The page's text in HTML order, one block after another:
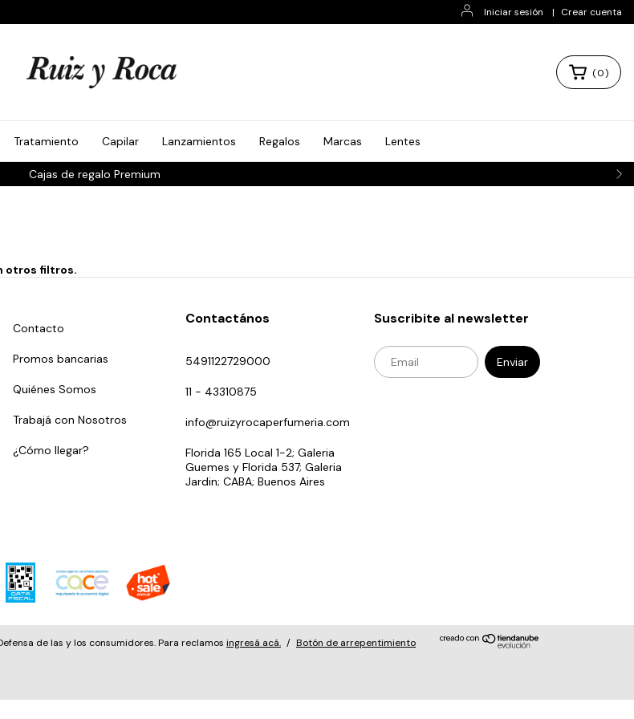
Iniciar sesión | Crear cuenta
Cajas de regalo Premium
(0)
Tratamiento Capilar Lanzamientos Regalos Marcas Lentes
otros filtros.
Contacto
Promos bancarias
Quiénes Somos
Trabajá con Nosotros
¿Cómo llegar?
Contactános
5491122729000
11 - 43310875
info@ruizyrocaperfumeria.com
Florida 165 Local 1-2; Galeria
Guemes y Florida 537; Galeria
Jardin; CABA; Buenos Aires
Suscribite al newsletter
de las y los consumidores. Para reclamos ingresá acá. / Botón de arrepentimiento